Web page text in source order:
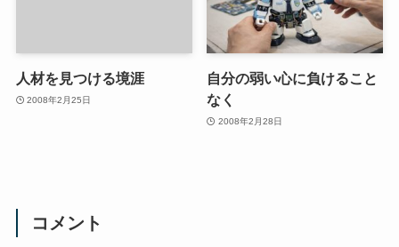
人材を見つける境涯
2008年2月25日
自分の弱い心に負けること
なく
2008年2月28日
コメント